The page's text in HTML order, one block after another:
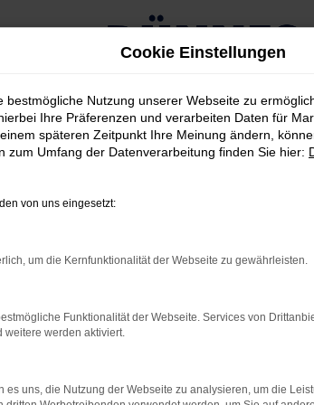
das Laden bestimmter Seiten verhindern.
Cookie Einstellungen
bestmögliche Nutzung unserer Webseite zu
Ihre Präferenzen und verarbeiten Daten für
späteren Zeitpunkt Ihre Meinung ändern,
zum Umfang der Datenverarbeitung finden Sie hier:
von uns eingesetzt:
um die Kernfunktionalität der Webseite zu gewährleisten.
Funktionalität der Webseite. Services von
weitere werden aktiviert.
es uns, die Nutzung der Webseite zu analysieren, um die